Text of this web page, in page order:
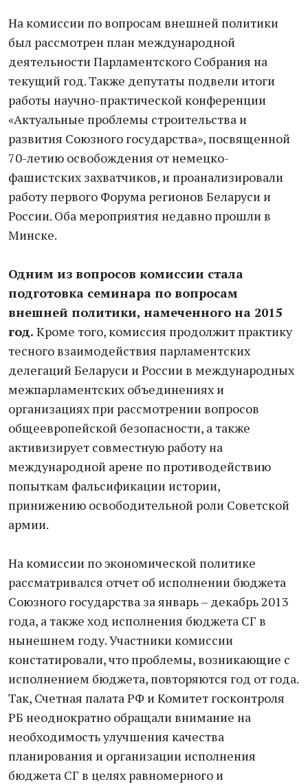
На комиссии по вопросам внешней политики
был рассмотрен план международной
деятельности Парламентского Собрания на
текущий год. Также депутаты подвели итоги
работы научно-практической конференции
«Актуальные проблемы строительства и
развития Союзного государства», посвященной
70-летию освобождения от немецко-
фашистских захватчиков, и проанализировали
работу первого Форума регионов Беларуси и
России. Оба мероприятия недавно прошли в
Минске.
Одним из вопросов комиссии стала
подготовка семинара по вопросам
внешней политики, намеченного на 2015
год. Кроме того, комиссия продолжит практику
тесного взаимодействия парламентских
делегаций Беларуси и России в международных
межпарламентских объединениях и
организациях при рассмотрении вопросов
общеевропейской безопасности, а также
активизирует совместную работу на
международной арене по противодействию
попыткам фальсификации истории,
принижению освободительной роли Советской
армии.
На комиссии по экономической политике
рассматривался отчет об исполнении бюджета
Союзного государства за январь – декабрь 2013
года, а также ход исполнения бюджета СГ в
нынешнем году. Участники комиссии
констатировали, что проблемы, возникающие с
исполнением бюджета, повторяются год от года.
Так, Счетная палата РФ и Комитет госконтроля
РБ неоднократно обращали внимание на
необходимость улучшения качества
планирования и организации исполнения
бюджета СГ в целях равномерного и